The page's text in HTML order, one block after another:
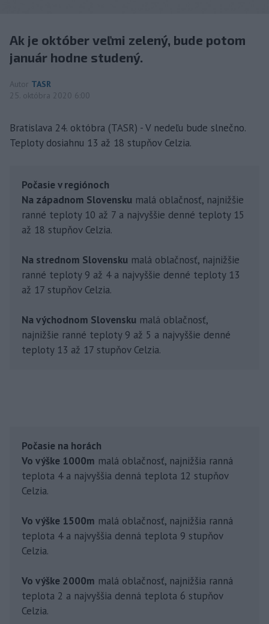
Ak je október veľmi zelený, bude potom
január hodne studený.
Autor TASR
25. októbra 2020 6:00
Bratislava 24. októbra (TASR) - V nedeľu bude slnečno.
Teploty dosiahnu 13 až 18 stupňov Celzia.
Počasie v regiónoch
Na západnom Slovensku malá oblačnosť, najnižšie
ranné teploty 10 až 7 a najvyššie denné teploty 15
až 18 stupňov Celzia.
Na strednom Slovensku malá oblačnosť, najnižšie
ranné teploty 9 až 4 a najvyššie denné teploty 13
až 17 stupňov Celzia.
Na východnom Slovensku malá oblačnosť,
najnižšie ranné teploty 9 až 5 a najvyššie denné
teploty 13 až 17 stupňov Celzia.
Počasie na horách
Vo výške 1000m malá oblačnosť, najnižšia ranná
teplota 4 a najvyššia denná teplota 12 stupňov
Celzia.
Vo výške 1500m malá oblačnosť, najnižšia ranná
teplota 4 a najvyššia denná teplota 9 stupňov
Celzia.
Vo výške 2000m malá oblačnosť, najnižšia ranná
teplota 2 a najvyššia denná teplota 6 stupňov
Celzia.